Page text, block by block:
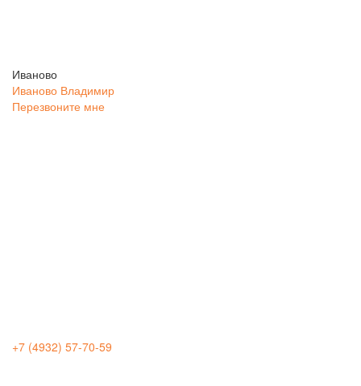
Иваново
Иваново Владимир
Перезвоните мне
+7 (4932) 57-70-59